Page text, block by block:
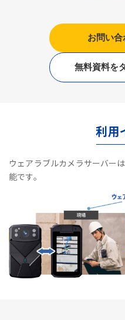
お問い
無料資料を
利用
ウェアラブルカメラサーバー
能です。